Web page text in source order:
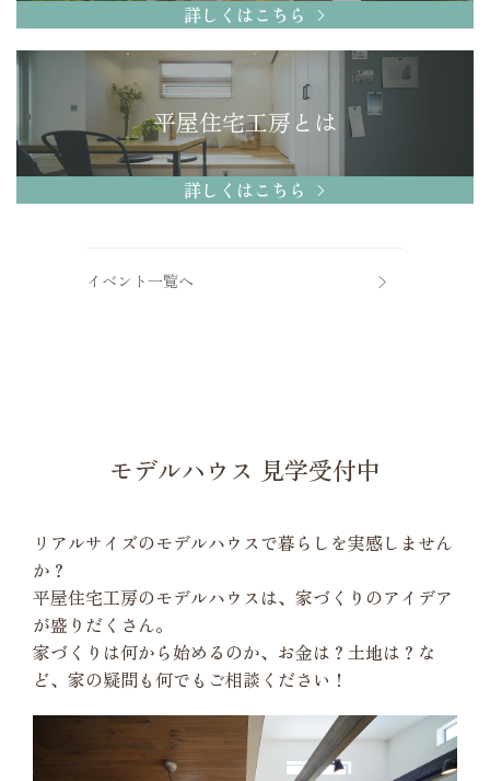
詳しくはこちら
平屋住宅工房とは
詳しくはこちら
イベント一覧へ
モデルハウス 見学受付中
リアルサイズのモデルハウスで暮らしを実感しません
か？
平屋住宅工房のモデルハウスは、家づくりのアイデア
が盛りだくさん。
家づくりは何から始めるのか、お金は？土地は？な
ど、家の疑問も何でもご相談ください！